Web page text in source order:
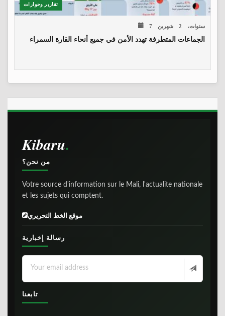
تقارير وحوارات
7 سنوات، 2 شهرين
الجماعات‭ ‬المتطرفة‭ ‬تهدد‭ ‬الأمن‭ ‬في‭ ‬جميع‭ ‬أنحاء‭ ‬القارة السمراء
Kibaru
من نحن؟
Votre source d'information sur le Mali, l'actualite nationale
et les sujets qui comptent.
موقع الخط التحريري
رسالة إخبارية
تابعنا